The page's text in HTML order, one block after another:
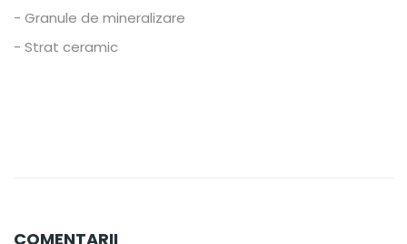
- Granule de mineralizare
- Strat ceramic
COMENTARII